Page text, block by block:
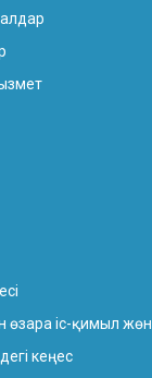
іс-қимыл
кеңес